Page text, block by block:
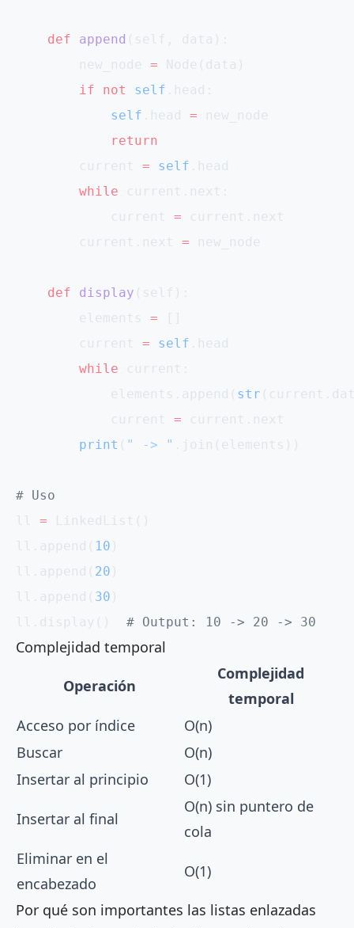
    def
append
=
        if
not self
            self
=
            return
= self
        while
=
=
    def
display
=
= self
        while
str
=
        print
" -> "
# Uso
=
10
20
30
# Output: 10 -> 20 -> 30
Complejidad temporal
Operación
Complejidad
temporal
Acceso por índice
O(n)
Buscar
O(n)
Insertar al principio
O(1)
Insertar al final
O(n) sin puntero de
cola
Eliminar en el
encabezado
O(1)
Por qué son importantes las listas enlazadas